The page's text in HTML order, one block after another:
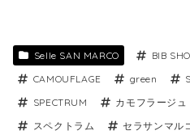
Selle SAN MARCO BIB
CAMOUFLAGE
green
SPECTRUM
カモフラージュ
スペクトラム
セラサンマル